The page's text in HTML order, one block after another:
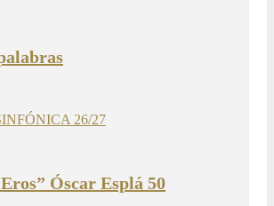
26/27
Óscar Esplá 50